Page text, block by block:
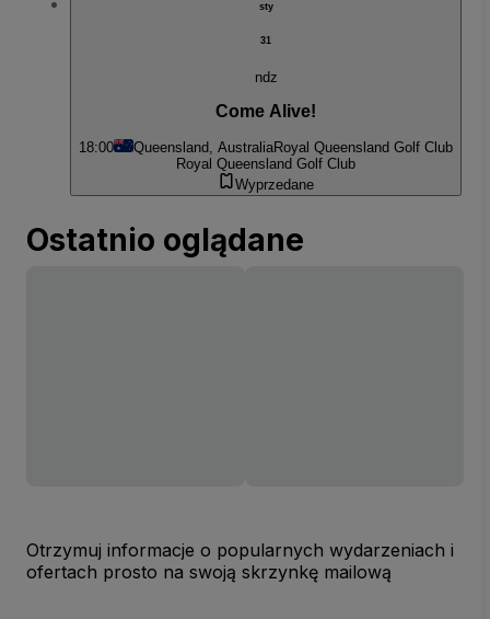
sty
31
ndz
Come Alive!
18:00 Queensland, AustraliaRoyal Queensland Golf Club
Royal Queensland Golf Club
Wyprzedane
Ostatnio oglądane
Otrzymuj informacje o popularnych wydarzeniach i
ofertach prosto na swoją skrzynkę mailową